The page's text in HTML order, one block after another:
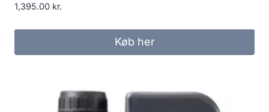
1,395.00 kr.
Køb her